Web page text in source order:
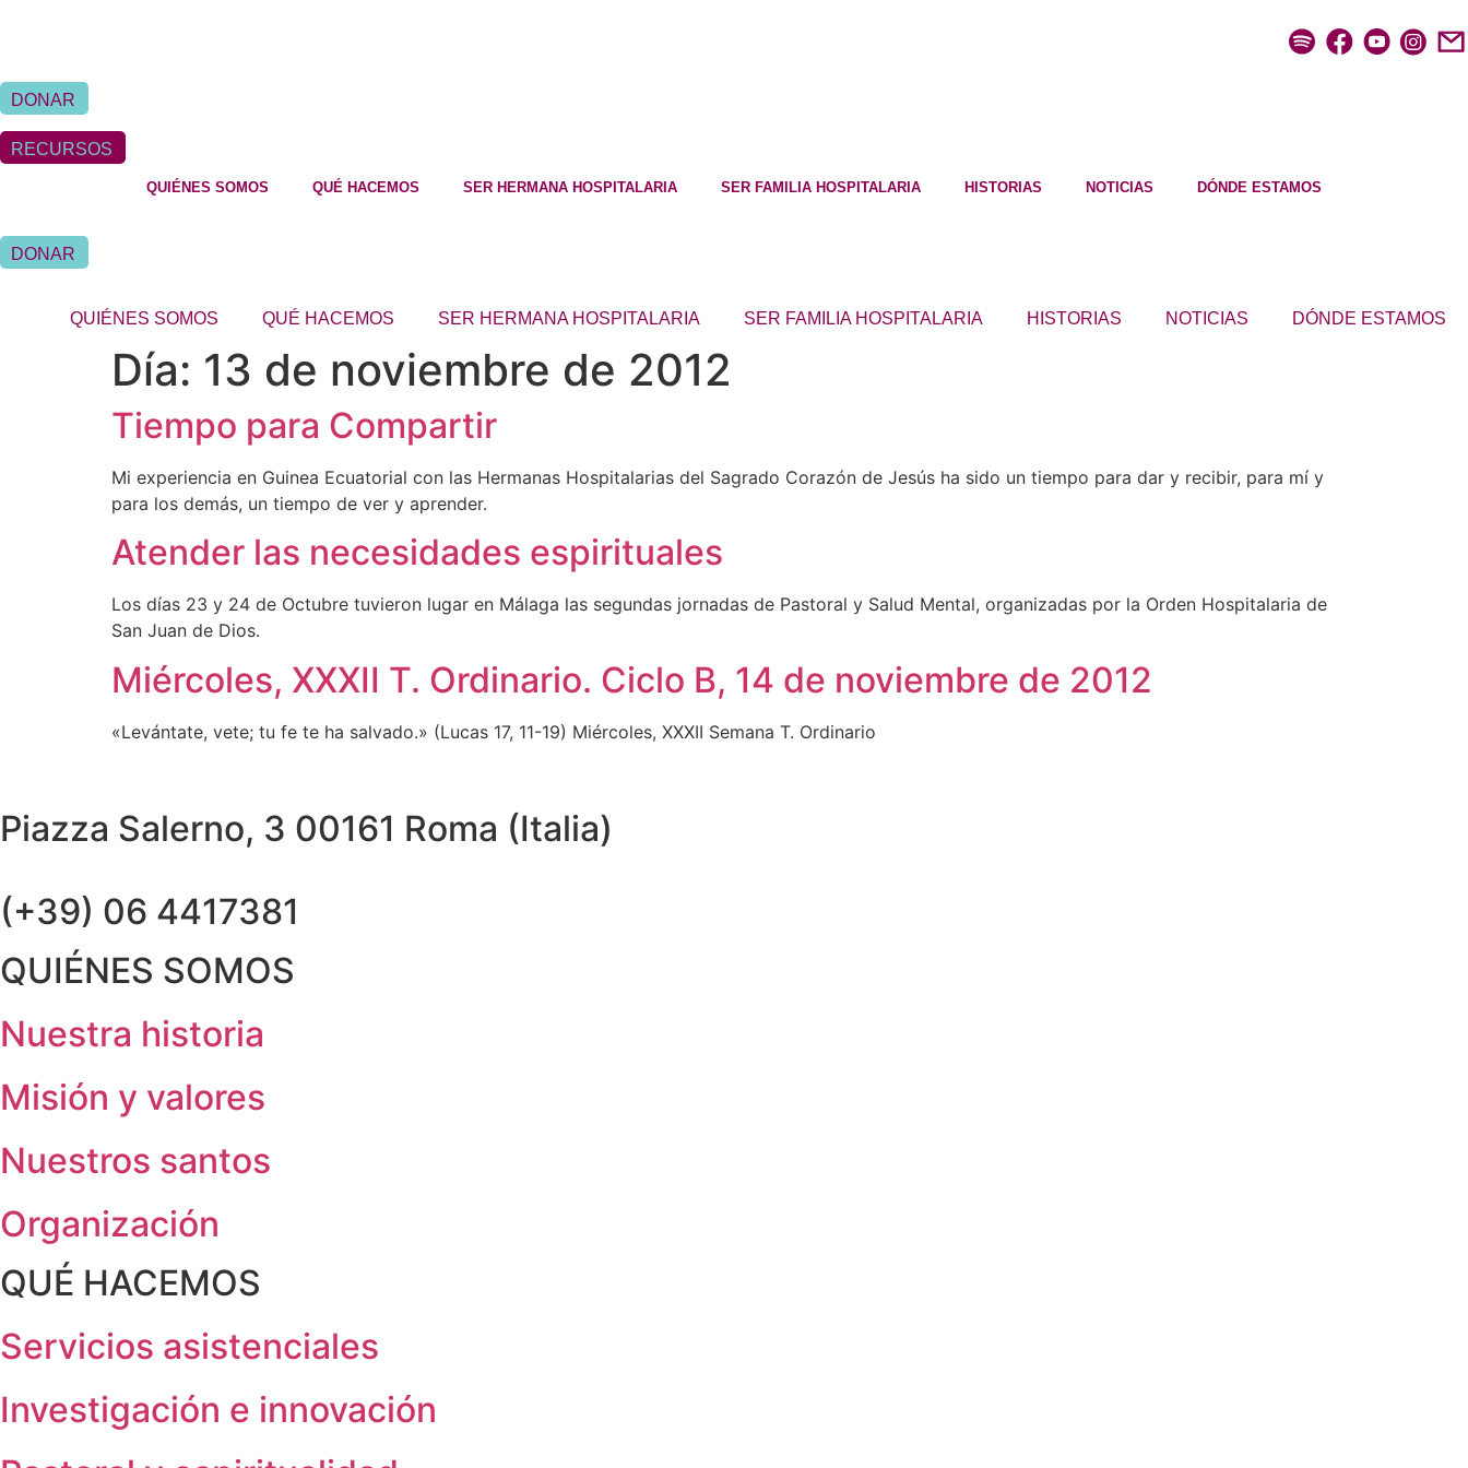
DONAR
RECURSOS
QUIÉNES SOMOS QUÉ HACEMOS SER HERMANA HOSPITALARIA SER FAMILIA HOSPITALARIA HISTORIAS NOTICIAS DÓNDE ESTAMOS
DONAR
QUIÉNES SOMOS QUÉ HACEMOS SER HERMANA HOSPITALARIA SER FAMILIA HOSPITALARIA HISTORIAS NOTICIAS DÓNDE ESTAMOS
Día: 13 de noviembre de 2012
Tiempo para Compartir
Mi experiencia en Guinea Ecuatorial con las Hermanas Hospitalarias del Sagrado Corazón de Jesús ha sido un tiempo para dar y recibir, para mí y
para los demás, un tiempo de ver y aprender.
Atender las necesidades espirituales
Los días 23 y 24 de Octubre tuvieron lugar en Málaga las segundas jornadas de Pastoral y Salud Mental, organizadas por la Orden Hospitalaria de
San Juan de Dios.
Miércoles, XXXII T. Ordinario. Ciclo B, 14 de noviembre de 2012
«Levántate, vete; tu fe te ha salvado.» (Lucas 17, 11-19) Miércoles, XXXII Semana T. Ordinario
Piazza Salerno, 3 00161 Roma (Italia)
(+39) 06 4417381
QUIÉNES SOMOS
Nuestra historia
Misión y valores
Nuestros santos
Organización
QUÉ HACEMOS
Servicios asistenciales
Investigación e innovación